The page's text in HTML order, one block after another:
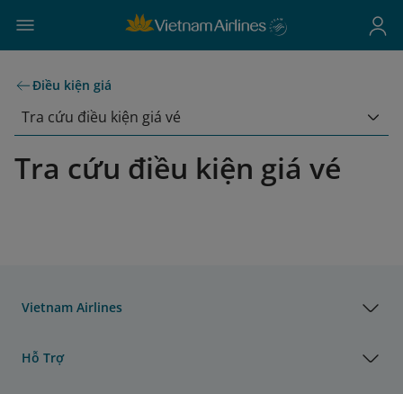
Điều kiện giá
Tra cứu điều kiện giá vé
Tra cứu điều kiện giá vé
Vietnam Airlines
Hỗ Trợ